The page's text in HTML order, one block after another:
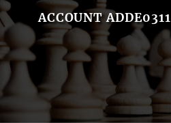
ACCOUNT ADDE0311